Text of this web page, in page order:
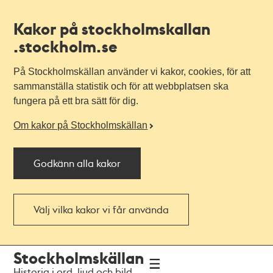
Kakor på stockholmskallan
.stockholm.se
På Stockholmskällan använder vi kakor, cookies, för att
sammanställa statistik och för att webbplatsen ska
fungera på ett bra sätt för dig.
Om kakor på Stockholmskällan
Godkänn alla kakor
Välj vilka kakor vi får använda
navigationen
huvudinnehållet
Stockholmskällan